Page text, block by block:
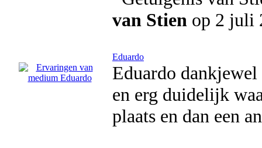
van Stien op 2 juli
Eduardo
Eduardo
en erg duidelijk
plaats en dan een